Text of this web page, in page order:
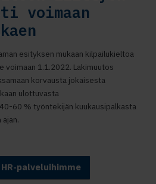
voimaan
esityksen mukaan kilpailukieltoa
voimaan 1.1.2022. Lakimuutos
korvausta jokaisesta
ulottuvasta
60 % työntekijän kuukausipalkasta
palveluihimme